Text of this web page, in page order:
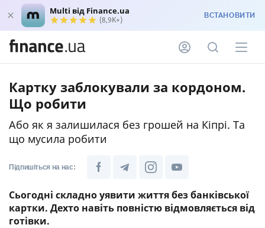
Multi від Finance.ua
(8,9K+) ВСТАНОВИТИ
Картку заблокували за кордоном.
Що робити
Або як я залишилася без грошей на Кіпрі. Та
що мусила робити
Підпишіться на нас:
Сьогодні складно уявити життя без банківської
картки. Дехто навіть повністю відмовляється від
готівки.